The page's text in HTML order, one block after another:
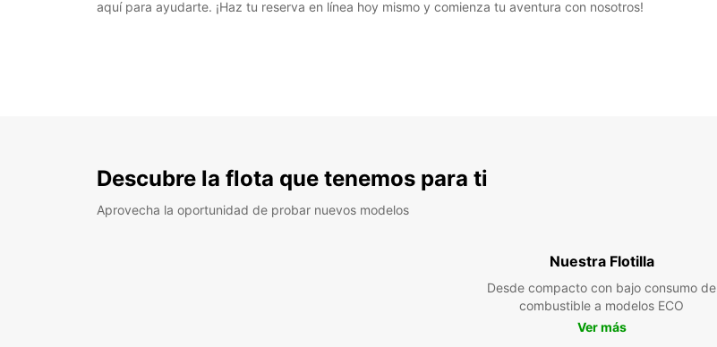
aquí para ayudarte. ¡Haz tu reserva en línea hoy mismo y comienza tu aventura con nosotros!
Descubre la flota que tenemos para ti
Aprovecha la oportunidad de probar nuevos modelos
Nuestra Flotilla
Desde compacto con bajo consumo de
combustible a modelos ECO
Ver más